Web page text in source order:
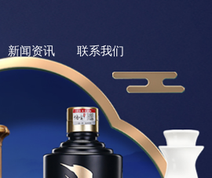
新闻资讯 联系我们